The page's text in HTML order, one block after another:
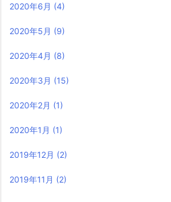
2020年6月 (4)
2020年5月 (9)
2020年4月 (8)
2020年3月 (15)
2020年2月 (1)
2020年1月 (1)
2019年12月 (2)
2019年11月 (2)